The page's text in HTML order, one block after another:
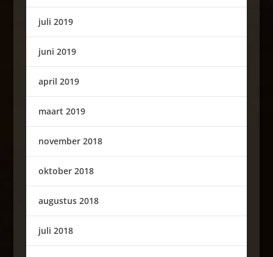
juli 2019
juni 2019
april 2019
maart 2019
november 2018
oktober 2018
augustus 2018
juli 2018